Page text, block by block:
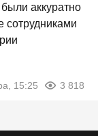
аккуратно
сотрудниками
15:25 3 818